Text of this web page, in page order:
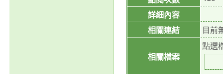
詳細內容
相關連結
目前
相關檔案
點選